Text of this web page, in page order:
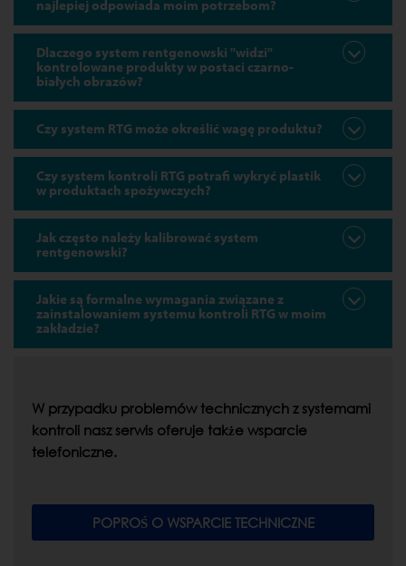
najlepiej odpowiada moim potrzebom?
Dlaczego system rentgenowski "widzi"
kontrolowane produkty w postaci czarno-
białych obrazów?
Czy system RTG może określić wagę produktu?
Czy system kontroli RTG potrafi wykryć plastik
w produktach spożywczych?
Jak często należy kalibrować system
rentgenowski?
Jakie są formalne wymagania związane z
zainstalowaniem systemu kontroli RTG w moim
zakładzie?
W przypadku problemów technicznych z systemami
kontroli nasz serwis oferuje także wsparcie
telefoniczne.
POPROŚ O WSPARCIE TECHNICZNE